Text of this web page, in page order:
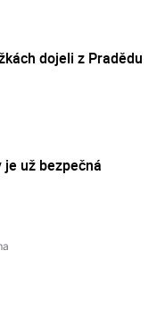
dojeli z Pradědu
je už bezpečná